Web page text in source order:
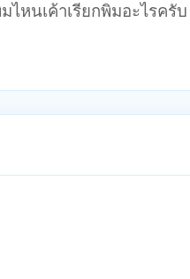
ไหนเค้าเรียกพิมอะไรค